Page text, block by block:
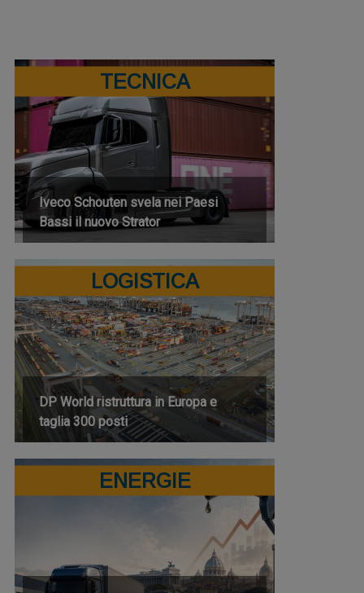
TECNICA
Iveco Schouten svela nei Paesi
Bassi il nuovo Strator
LOGISTICA
DP World ristruttura in Europa e
taglia 300 posti
ENERGIE